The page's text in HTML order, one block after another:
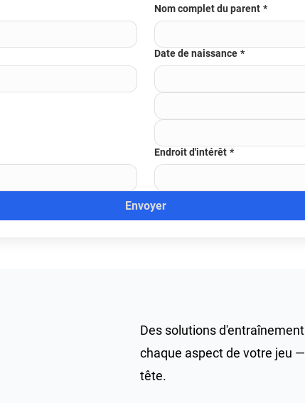
Nom complet du parent *
Date de naissance *
Endroit d'intérêt *
Envoyer
Des solutions
chaque aspect de votre jeu
tête.